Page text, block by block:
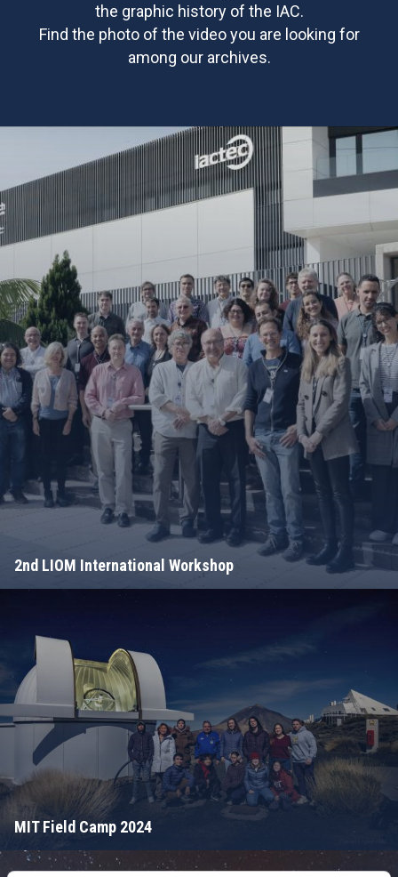
the graphic history of the IAC.
Find the photo of the video you are looking for
among our archives.
2nd LIOM International Workshop
MIT Field Camp 2024